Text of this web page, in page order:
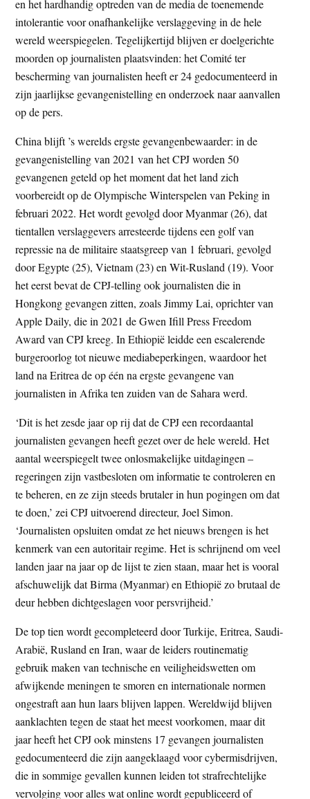
en het hardhandig optreden van de media de toenemende
intolerantie voor onafhankelijke verslaggeving in de hele
wereld weerspiegelen. Tegelijkertijd blijven er doelgerichte
moorden op journalisten plaatsvinden: het Comité ter
bescherming van journalisten heeft er 24 gedocumenteerd in
zijn jaarlijkse gevangenistelling en onderzoek naar aanvallen
op de pers.
China blijft ’s werelds ergste gevangenbewaarder: in de
gevangenistelling van 2021 van het CPJ worden 50
gevangenen geteld op het moment dat het land zich
voorbereidt op de Olympische Winterspelen van Peking in
februari 2022. Het wordt gevolgd door Myanmar (26), dat
tientallen verslaggevers arresteerde tijdens een golf van
repressie na de militaire staatsgreep van 1 februari, gevolgd
door Egypte (25), Vietnam (23) en Wit-Rusland (19). Voor
het eerst bevat de CPJ-telling ook journalisten die in
Hongkong gevangen zitten, zoals Jimmy Lai, oprichter van
Apple Daily, die in 2021 de Gwen Ifill Press Freedom
Award van CPJ kreeg. In Ethiopië leidde een escalerende
burgeroorlog tot nieuwe mediabeperkingen, waardoor het
land na Eritrea de op één na ergste gevangene van
journalisten in Afrika ten zuiden van de Sahara werd.
‘Dit is het zesde jaar op rij dat de CPJ een recordaantal
journalisten gevangen heeft gezet over de hele wereld. Het
aantal weerspiegelt twee onlosmakelijke uitdagingen –
regeringen zijn vastbesloten om informatie te controleren en
te beheren, en ze zijn steeds brutaler in hun pogingen om dat
te doen,’ zei CPJ uitvoerend directeur, Joel Simon.
‘Journalisten opsluiten omdat ze het nieuws brengen is het
kenmerk van een autoritair regime. Het is schrijnend om veel
landen jaar na jaar op de lijst te zien staan, maar het is vooral
afschuwelijk dat Birma (Myanmar) en Ethiopië zo brutaal de
deur hebben dichtgeslagen voor persvrijheid.’
De top tien wordt gecompleteerd door Turkije, Eritrea, Saudi-
Arabië, Rusland en Iran, waar de leiders routinematig
gebruik maken van technische en veiligheidswetten om
afwijkende meningen te smoren en internationale normen
ongestraft aan hun laars blijven lappen. Wereldwijd blijven
aanklachten tegen de staat het meest voorkomen, maar dit
jaar heeft het CPJ ook minstens 17 gevangen journalisten
gedocumenteerd die zijn aangeklaagd voor cybermisdrijven,
die in sommige gevallen kunnen leiden tot strafrechtelijke
vervolging voor alles wat online wordt gepubliceerd of